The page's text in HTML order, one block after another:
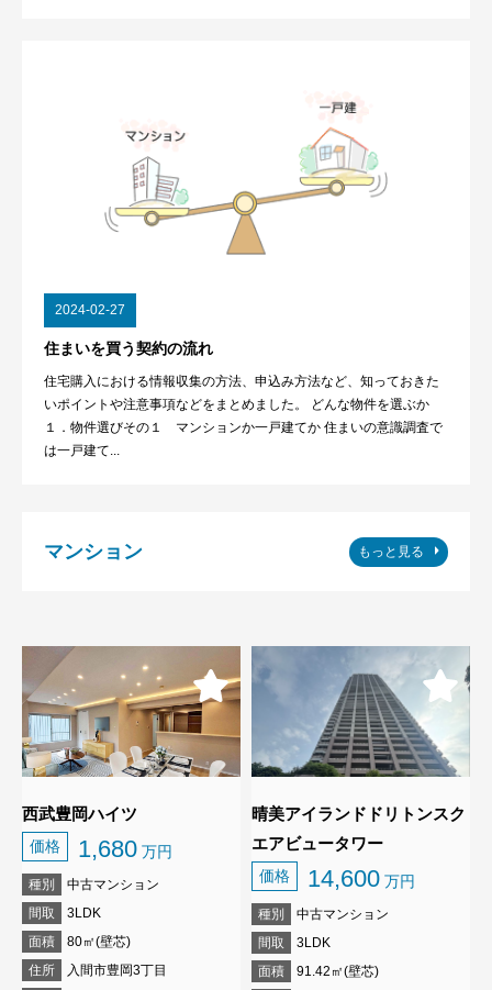
2024-02-27
住まいを買う契約の流れ
住宅購入における情報収集の方法、申込み方法など、知っておきた
いポイントや注意事項などをまとめました。 どんな物件を選ぶか
１．物件選びその１ マンションか一戸建てか 住まいの意識調査で
は一戸建て...
マンション もっと見る
西武豊岡ハイツ
価格 1,680 万円
種別
中古マンション
間取
3LDK
面積
80㎡(壁芯)
住所
入間市豊岡3丁目
晴美アイランドドリトンスク
エアビュータワー
価格 14,600 万円
種別
中古マンション
間取
3LDK
面積
91.42㎡(壁芯)